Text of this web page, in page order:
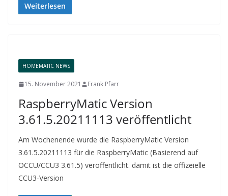
Weiterlesen
HOMEMATIC NEWS
15. November 2021 Frank Pfarr
RaspberryMatic Version
3.61.5.20211113 veröffentlicht
Am Wochenende wurde die RaspberryMatic Version
3.61.5.20211113 für die RaspberryMatic (Basierend auf
OCCU/CCU3 3.61.5) veröffentlicht. damit ist die offizeielle
CCU3-Version